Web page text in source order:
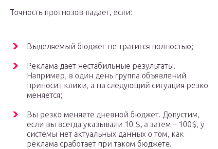
Точность прогнозов падает, если:
Выделяемый бюджет не тратится полностью;
Реклама дает нестабильные результаты.
Например, в один день группа объявлений
приносит клики, а на следующий ситуация резко
меняется;
Вы резко меняете дневной бюджет. Допустим,
если вы всегда указывали 10 $, а затем – 100$, у
системы нет актуальных данных о том, как
реклама сработает при таком бюджете.